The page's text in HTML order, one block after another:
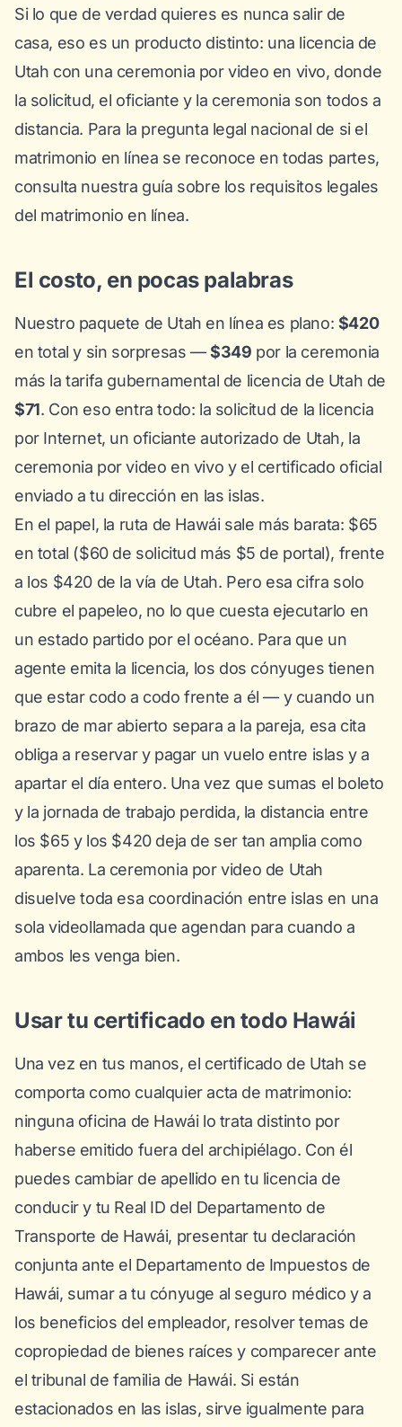
Si lo que de verdad quieres es nunca salir de
casa, eso es un producto distinto: una licencia de
Utah con una ceremonia por video en vivo, donde
la solicitud, el oficiante y la ceremonia son todos a
distancia. Para la pregunta legal nacional de si el
matrimonio en línea se reconoce en todas partes,
consulta nuestra guía sobre los requisitos legales
del matrimonio en línea.
El costo, en pocas palabras
Nuestro paquete de Utah en línea es plano: $420
en total y sin sorpresas —$349 por la ceremonia
más la tarifa gubernamental de licencia de Utah de
$71. Con eso entra todo: la solicitud de la licencia
por Internet, un oficiante autorizado de Utah, la
ceremonia por video en vivo y el certificado oficial
enviado a tu dirección en las islas.
En el papel, la ruta de Hawái sale más barata: $65
en total ($60 de solicitud más $5 de portal), frente
a los $420 de la vía de Utah. Pero esa cifra solo
cubre el papeleo, no lo que cuesta ejecutarlo en
un estado partido por el océano. Para que un
agente emita la licencia, los dos cónyuges tienen
que estar codo a codo frente a él — y cuando un
brazo de mar abierto separa a la pareja, esa cita
obliga a reservar y pagar un vuelo entre islas y a
apartar el día entero. Una vez que sumas el boleto
y la jornada de trabajo perdida, la distancia entre
los $65 y los $420 deja de ser tan amplia como
aparenta. La ceremonia por video de Utah
disuelve toda esa coordinación entre islas en una
sola videollamada que agendan para cuando a
ambos les venga bien.
Usar tu certificado en todo Hawái
Una vez en tus manos, el certificado de Utah se
comporta como cualquier acta de matrimonio:
ninguna oficina de Hawái lo trata distinto por
haberse emitido fuera del archipiélago. Con él
puedes cambiar de apellido en tu licencia de
conducir y tu Real ID del Departamento de
Transporte de Hawái, presentar tu declaración
conjunta ante el Departamento de Impuestos de
Hawái, sumar a tu cónyuge al seguro médico y a
los beneficios del empleador, resolver temas de
copropiedad de bienes raíces y comparecer ante
el tribunal de familia de Hawái. Si están
estacionados en las islas, sirve igualmente para